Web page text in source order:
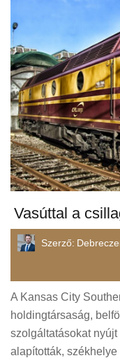
Vasúttal a
Szerző:
A Kansas City
holdingtársaság,
szolgáltatásokat
alapították,